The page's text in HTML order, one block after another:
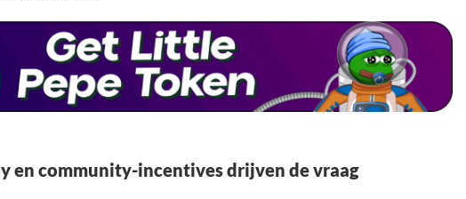
en community-incentives drijven de vraag